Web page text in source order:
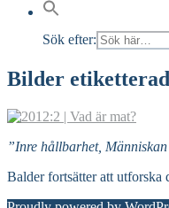
Sök efter:
Bilder
”Inre hållbarhet,
Balder fortsätter att utforska